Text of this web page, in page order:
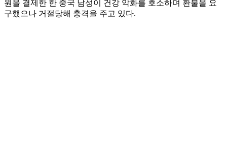
원을 결제한 한 중국 남성이 건강 악화를 호소하며 환불을 요
구했으나 거절당해 충격을 주고 있다.